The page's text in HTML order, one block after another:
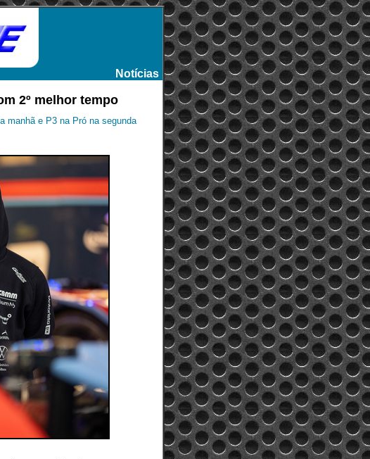
Notícias
2º melhor tempo
manhã e P3 na Pró na segunda